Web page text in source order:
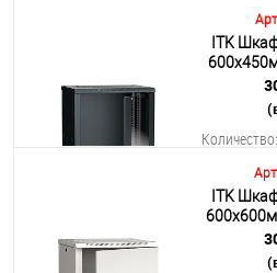
ITK
Количество:
ITK